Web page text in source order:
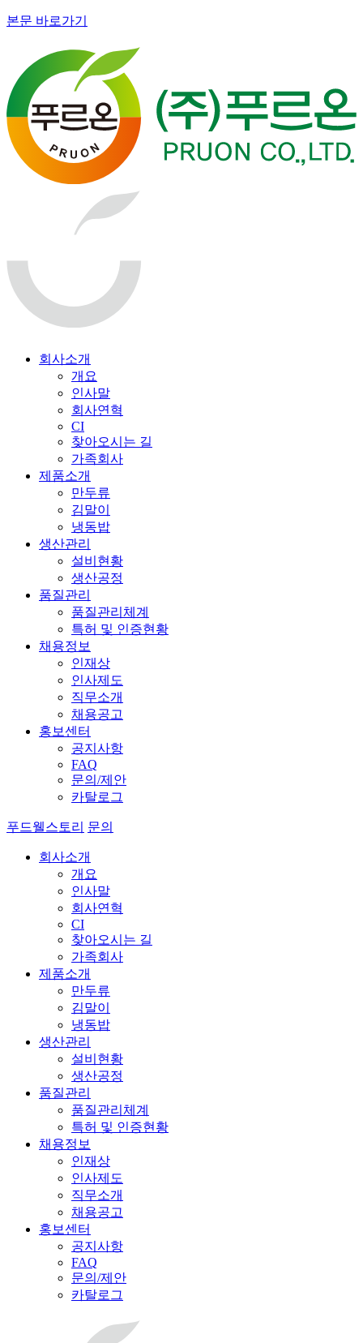
본문 바로가기
회사소개
개요
인사말
회사연혁
CI
찾아오시는 길
가족회사
제품소개
만두류
김말이
냉동밥
생산관리
설비현황
생산공정
품질관리
품질관리체계
특허 및 인증현황
채용정보
인재상
인사제도
직무소개
채용공고
홍보센터
공지사항
FAQ
문의/제안
카탈로그
푸드웰스토리 문의
회사소개
개요
인사말
회사연혁
CI
찾아오시는 길
가족회사
제품소개
만두류
김말이
냉동밥
생산관리
설비현황
생산공정
품질관리
품질관리체계
특허 및 인증현황
채용정보
인재상
인사제도
직무소개
채용공고
홍보센터
공지사항
FAQ
문의/제안
카탈로그